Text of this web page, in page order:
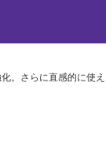
。さらに直感的に使